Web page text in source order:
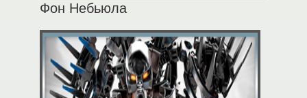
Фон Небьюла